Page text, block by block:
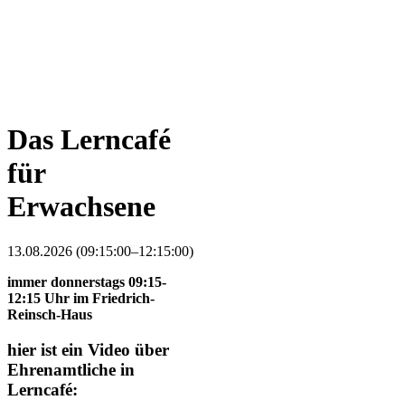
Das Lerncafé
für
Erwachsene
13.08.2026 (09:15:00–12:15:00)
immer donnerstags 09:15-
12:15 Uhr im Friedrich-
Reinsch-Haus
hier ist ein Video über
Ehrenamtliche in
Lerncafé: